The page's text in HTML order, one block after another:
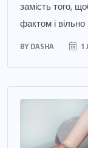
замість того,
фактом і вільно
BY DASHA 1